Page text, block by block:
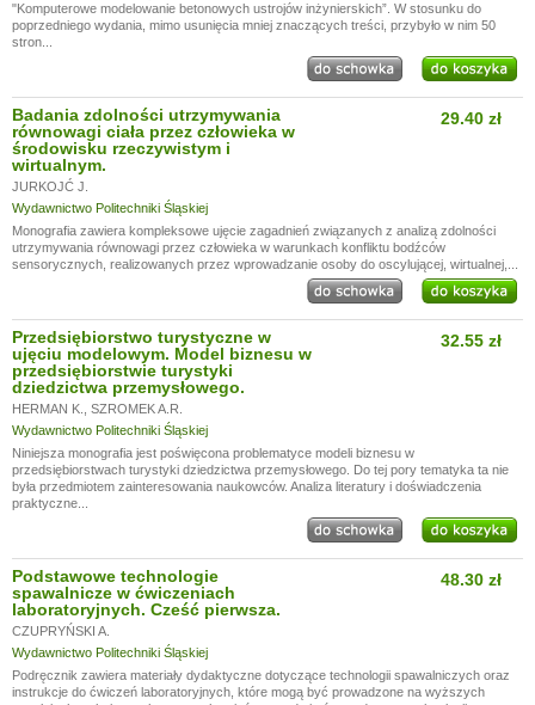
"Komputerowe modelowanie betonowych ustrojów inżynierskich”. W stosunku do
poprzedniego wydania, mimo usunięcia mniej znaczących treści, przybyło w nim 50
stron...
Badania zdolności utrzymywania
równowagi ciała przez człowieka w
środowisku rzeczywistym i
wirtualnym.
JURKOJĆ J.
Wydawnictwo Politechniki Śląskiej
29.40 zł
Monografia zawiera kompleksowe ujęcie zagadnień związanych z analizą zdolności
utrzymywania równowagi przez człowieka w warunkach konfliktu bodźców
sensorycznych, realizowanych przez wprowadzanie osoby do oscylującej, wirtualnej,...
Przedsiębiorstwo turystyczne w
ujęciu modelowym. Model biznesu w
przedsiębiorstwie turystyki
dziedzictwa przemysłowego.
HERMAN K.
SZROMEK A.R.
Wydawnictwo Politechniki Śląskiej
32.55 zł
Niniejsza monografia jest poświęcona problematyce modeli biznesu w
przedsiębiorstwach turystyki dziedzictwa przemysłowego. Do tej pory tematyka ta nie
była przedmiotem zainteresowania naukowców. Analiza literatury i doświadczenia
praktyczne...
Podstawowe technologie
spawalnicze w ćwiczeniach
laboratoryjnych. Cześć pierwsza.
CZUPRYŃSKI A.
Wydawnictwo Politechniki Śląskiej
48.30 zł
Podręcznik zawiera materiały dydaktyczne dotyczące technologii spawalniczych oraz
instrukcje do ćwiczeń laboratoryjnych, które mogą być prowadzone na wyższych